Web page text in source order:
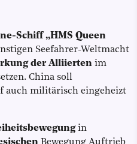
Schiff „HMS Queen
Seefahrer-Weltmacht
der Alliierten im
China soll
auch militärisch eingeheizt
in
Bewegung Auftrieb